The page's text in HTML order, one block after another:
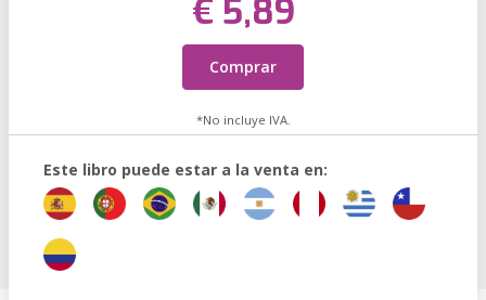
€ 5,89
Comprar
*No incluye IVA.
Este libro puede estar a la venta en: